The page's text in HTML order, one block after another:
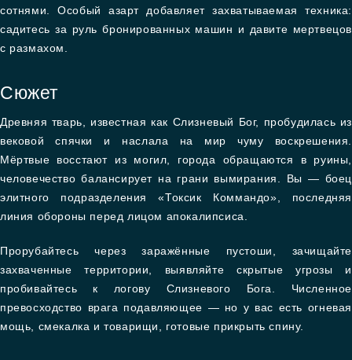
сотнями. Особый азарт добавляет захватываемая техника:
садитесь за руль бронированных машин и давите мертвецов
с размахом.
Сюжет
Древняя тварь, известная как Слизневый Бог, пробудилась из
вековой спячки и наслала на мир чуму воскрешения.
Мёртвые восстают из могил, города обращаются в руины,
человечество балансирует на грани вымирания. Вы — боец
элитного подразделения «Токсик Коммандо», последняя
линия обороны перед лицом апокалипсиса.
Прорубайтесь через заражённые пустоши, зачищайте
захваченные территории, выявляйте скрытые угрозы и
пробивайтесь к логову Слизневого Бога. Численное
превосходство врага подавляющее — но у вас есть огневая
мощь, смекалка и товарищи, готовые прикрыть спину.